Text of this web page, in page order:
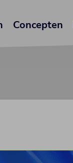
Concepten